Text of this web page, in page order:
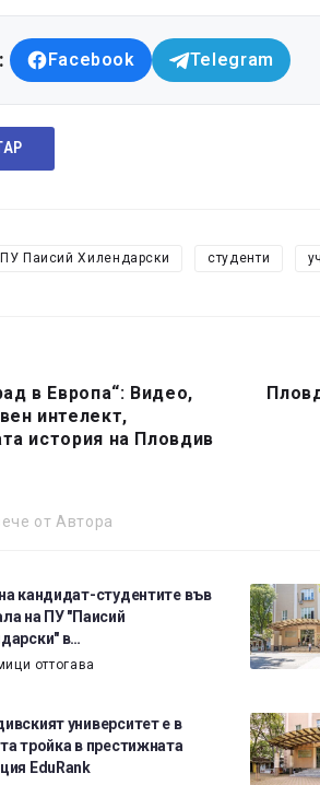
Facebook Telegram
ПУ Паисий Хилендарски студенти
в Европа“: Видео,
интелект,
история на Пловдив
от Автора
кандидат-студентите във
на ПУ "Паисий
в…
оттогава
университет е в
тройка в престижната
EduRank